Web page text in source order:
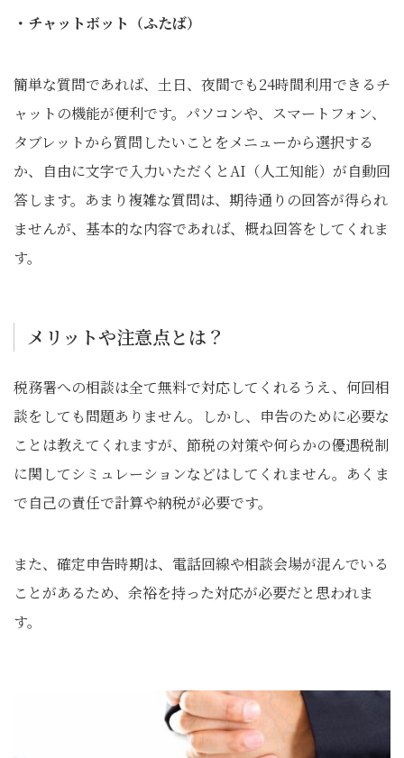
・チャットボット（ふたば）
簡単な質問であれば、土日、夜間でも24時間利用できるチ
ャットの機能が便利です。パソコンや、スマートフォン、
タブレットから質問したいことをメニューから選択する
か、自由に文字で入力いただくとAI（人工知能）が自動回
答します。あまり複雑な質問は、期待通りの回答が得られ
ませんが、基本的な内容であれば、概ね回答をしてくれま
す。
メリットや注意点とは？
税務署への相談は全て無料で対応してくれるうえ、何回相
談をしても問題ありません。しかし、申告のために必要な
ことは教えてくれますが、節税の対策や何らかの優遇税制
に関してシミュレーションなどはしてくれません。あくま
で自己の責任で計算や納税が必要です。
また、確定申告時期は、電話回線や相談会場が混んでいる
ことがあるため、余裕を持った対応が必要だと思われま
す。